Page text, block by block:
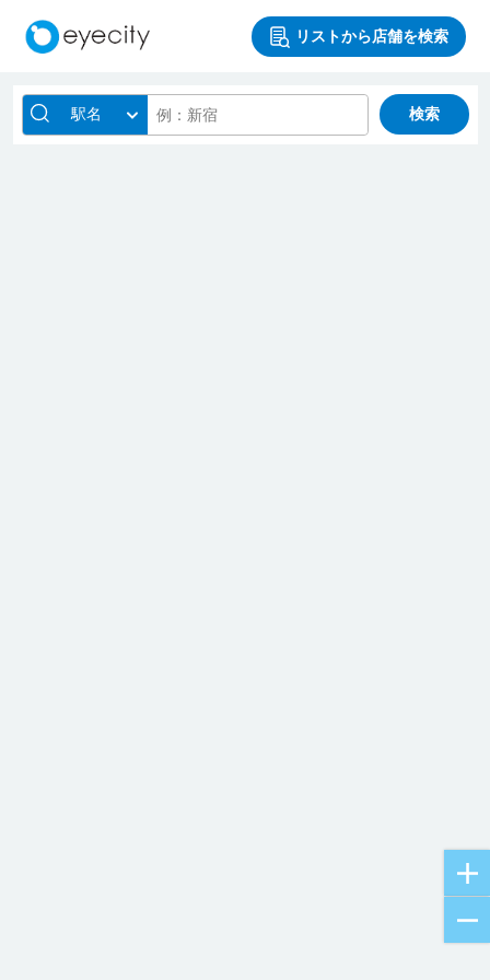
リストから店舗を検索
駅名 検索